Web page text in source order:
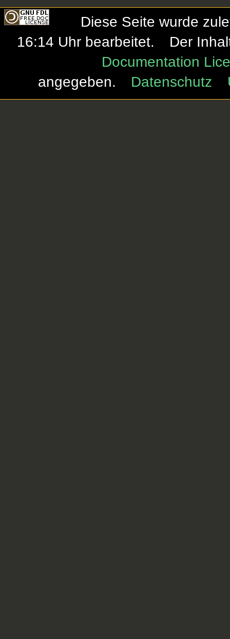
Diese Seite wurde
16:14 Uhr bearbeitet.
Der
Documentation
angegeben.
Datenschutz